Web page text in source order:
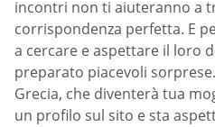
incontri non ti aiuteranno a
corrispondenza perfetta. E
a cercare e aspettare il loro
preparato piacevoli
Grecia, che diventerà tua
un profilo sul sito e sta